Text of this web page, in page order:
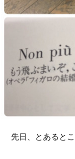
先日、とあると